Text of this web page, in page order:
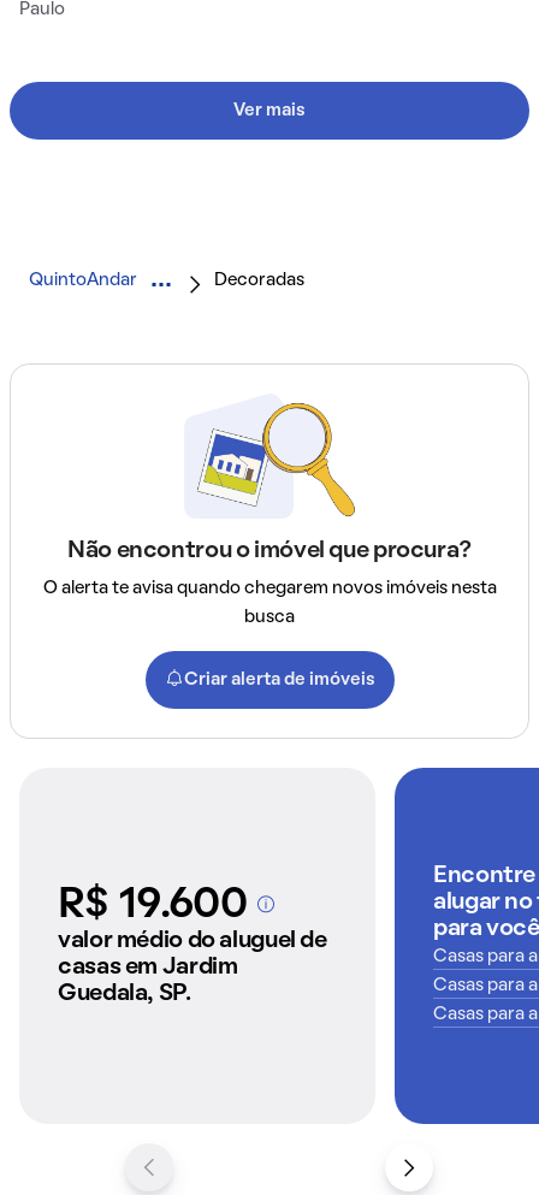
Paulo
Ver mais
QuintoAndar Decoradas
Não encontrou o imóvel que procura?
O alerta te avisa quando chegarem novos imóveis nesta
busca
Criar alerta de imóveis
R$ 19.600A partir dos imóveis
anunciados pelo
QuintoAndar
valor médio do aluguel de
casas em Jardim
Guedala, SP.
Encontre
alugar
para você
Casas para
Casas para
Casas para